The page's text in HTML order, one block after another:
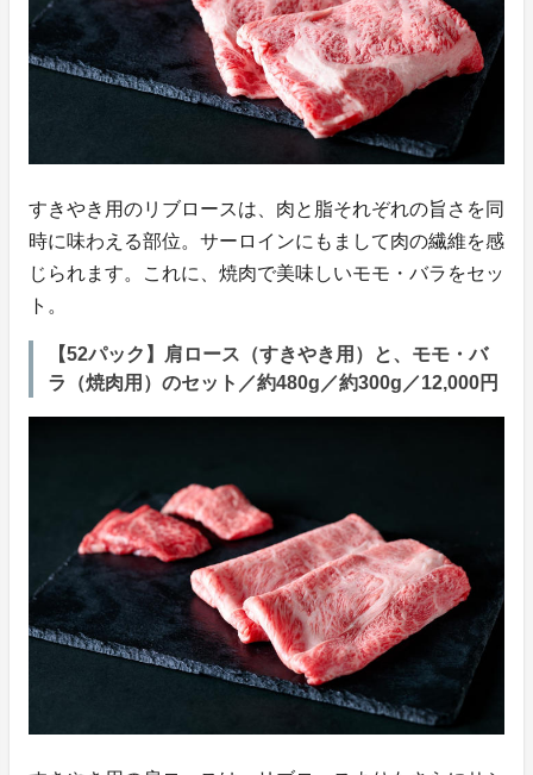
すきやき用のリブロースは、肉と脂それぞれの旨さを同
時に味わえる部位。サーロインにもまして肉の繊維を感
じられます。これに、焼肉で美味しいモモ・バラをセッ
ト。
【52パック】肩ロース（すきやき用）と、モモ・バ
ラ（焼肉用）のセット／約480g／約300g／12,000円